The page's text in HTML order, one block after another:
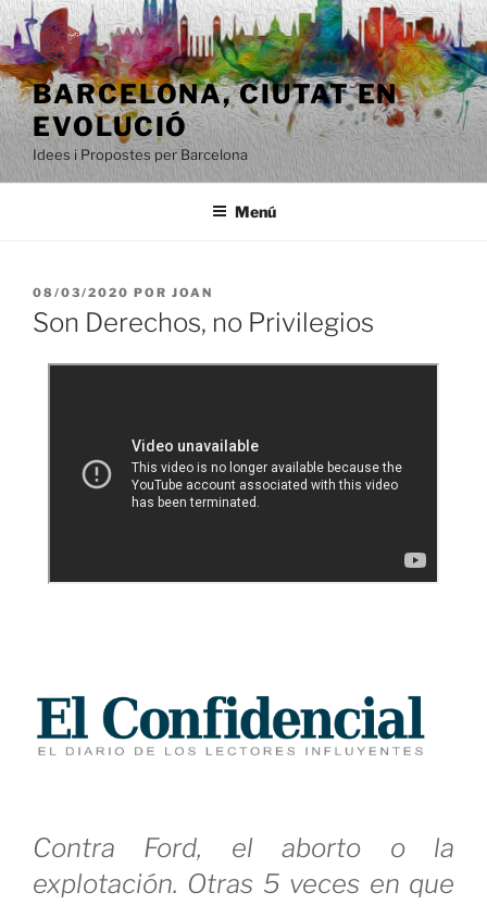
Saltar
al
contenido
BARCELONA, ​​CIUTAT EN
EVOLUCIÓ
Idees i Propostes per Barcelona
Menú
PUBLICADO
EL
08/03/2020 POR JOAN
Son Derechos, no Privilegios
Contra Ford, el aborto o la
explotación. Otras 5 veces en que